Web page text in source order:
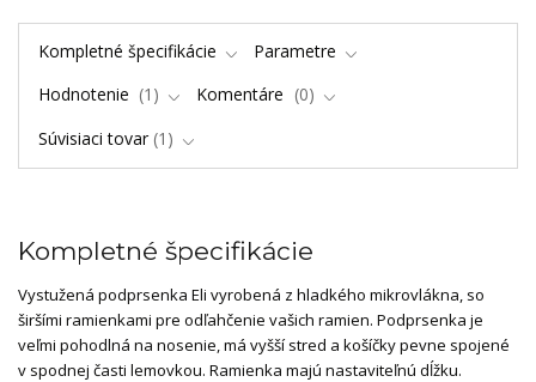
Kompletné špecifikácie
Parametre
Hodnotenie
1 Komentáre
0
Súvisiaci tovar 1
Kompletné špecifikácie
Vystužená podprsenka Eli vyrobená z hladkého mikrovlákna, so
širšími ramienkami pre odľahčenie vašich ramien. Podprsenka je
veľmi pohodlná na nosenie, má vyšší stred a košíčky pevne spojené
v spodnej časti lemovkou. Ramienka majú nastaviteľnú dĺžku.